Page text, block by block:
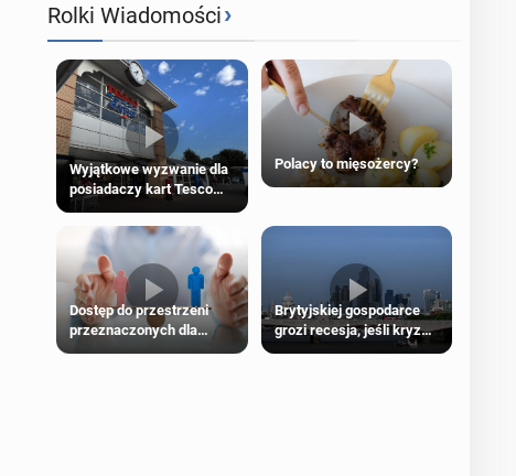
Rolki Wiadomości›
Wyjątkowe wyzwanie dla
posiadaczy kart Tesco
Clubcard!
Polacy to mięsożercy?
Dostęp do przestrzeni
przeznaczonych dla
jednej płci ma opierać się
Brytyjskiej gospodarce
grozi recesja, jeśli kryzys
na Bliskim Wschodzie się